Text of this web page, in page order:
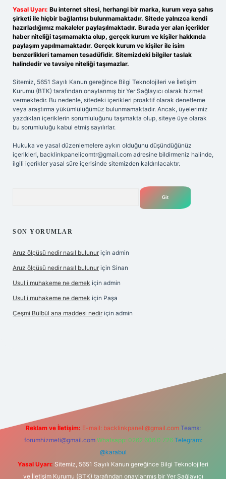
Yasal Uyarı: Bu internet sitesi, herhangi bir marka, kurum veya şahıs
şirketi ile hiçbir bağlantısı bulunmamaktadır. Sitede yalnızca kendi
hazırladığımız makaleler paylaşılmaktadır. Burada yer alan içerikler
haber niteliği taşımamakta olup, gerçek kurum ve kişiler hakkında
paylaşım yapılmamaktadır. Gerçek kurum ve kişiler ile isim
benzerlikleri tamamen tesadüfidir. Sitemizdeki bilgiler taslak
halindedir ve tavsiye niteliği taşımazlar.
Sitemiz, 5651 Sayılı Kanun gereğince Bilgi Teknolojileri ve İletişim
Kurumu (BTK) tarafından onaylanmış bir Yer Sağlayıcı olarak hizmet
vermektedir. Bu nedenle, sitedeki içerikleri proaktif olarak denetleme
veya araştırma yükümlülüğümüz bulunmamaktadır. Ancak, üyelerimiz
yazdıkları içeriklerin sorumluluğunu taşımakta olup, siteye üye olarak
bu sorumluluğu kabul etmiş sayılırlar.
Hukuka ve yasal düzenlemelere aykırı olduğunu düşündüğünüz
içerikleri, backlinkpanelicomtr@gmail.com adresine bildirmeniz halinde,
ilgili içerikler yasal süre içerisinde sitemizden kaldırılacaktır.
SON YORUMLAR
Aruz ölçüsü nedir nasıl bulunur için admin
Aruz ölçüsü nedir nasıl bulunur için Sinan
Usul i muhakeme ne demek için admin
Usul i muhakeme ne demek için Paşa
Çeşmi Bülbül ana maddesi nedir için admin
Reklam ve İletişim: E-mail: backlinkpaneli@gmail.com Teams:
forumhizmeti@gmail.com Whatsapp: 0262 606 0 726 Telegram:
@karabul
Yasal Uyarı: Sitemiz, 5651 Sayılı Kanun gereğince Bilgi Teknolojileri
ve İletişim Kurumu (BTK) tarafından onaylanmış bir Yer Sağlayıcı